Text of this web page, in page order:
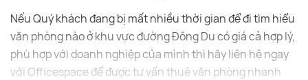
Nếu Quý khách đang bị mất nhiều thời gian để đi tìm hiểu
văn phòng nào ở khu vực đường Đông Du có giá cả hợp lý,
phù hợp với doanh nghiệp của mình thì hãy liên hệ ngay
với Officespace để được tư vấn thuê văn phòng nhanh